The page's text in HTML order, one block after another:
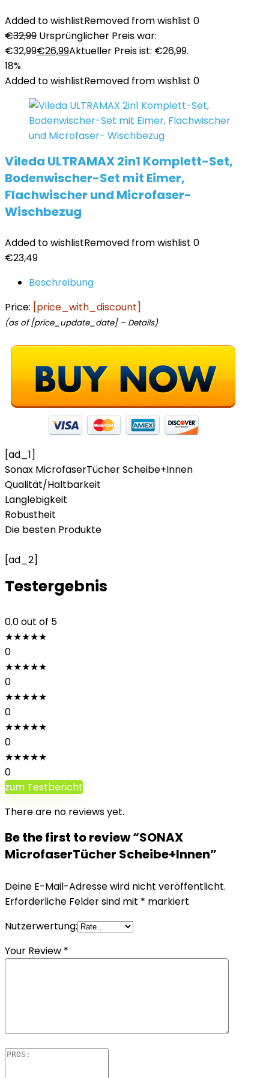
Added to wishlistRemoved from wishlist 0
€32,99 Ursprünglicher Preis war:
€32,99€26,99Aktueller Preis ist: €26,99.
18%
Added to wishlistRemoved from wishlist 0
Vileda ULTRAMAX 2in1 Komplett-Set,
Bodenwischer-Set mit Eimer,
Flachwischer und Microfaser-
Wischbezug
Added to wishlistRemoved from wishlist 0
€23,49
Beschreibung
Price: [price_with_discount]
(as of [price_update_date] – Details)
[ad_1]
Sonax MicrofaserTücher Scheibe+Innen
Qualität/Haltbarkeit
Langlebigkeit
Robustheit
Die besten Produkte
[ad_2]
Testergebnis
0.0out of 5
★★★★★
0
★★★★★
0
★★★★★
0
★★★★★
0
★★★★★
0
zum Testbericht
There are no reviews yet.
Be the first to review “SONAX
MicrofaserTücher Scheibe+Innen”
Deine E-Mail-Adresse wird nicht veröffentlicht.
Erforderliche Felder sind mit * markiert
Nutzerwertung:
Your Review *